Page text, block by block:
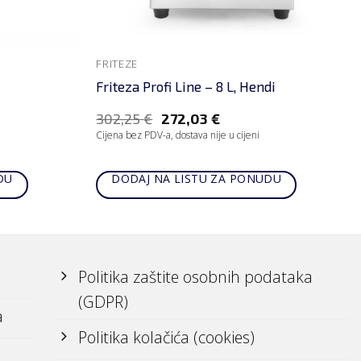
FRITEZE
Friteza Profi Line – 8 L, Hendi
302,25€ 272,03 €
Cijena bez PDV-a, dostava nije u cijeni
DODAJ NA LISTU ZA PONUDU
Politika zaštite osobnih podataka
(GDPR)
Politika kolačića (cookies)